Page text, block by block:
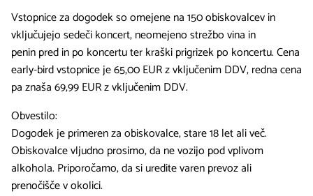
Vstopnice za dogodek so omejene na 150 obiskovalcev in
vključujejo sedeči koncert, neomejeno strežbo vina in
penin pred in po koncertu ter kraški prigrizek po koncertu. Cena
early-bird vstopnice je 65,00 EUR z vključenim DDV, redna cena
pa znaša 69,99 EUR z vključenim DDV.
Obvestilo:
Dogodek je primeren za obiskovalce, stare 18 let ali več.
Obiskovalce vljudno prosimo, da ne vozijo pod vplivom
alkohola. Priporočamo, da si uredite varen prevoz ali
prenočišče v okolici.